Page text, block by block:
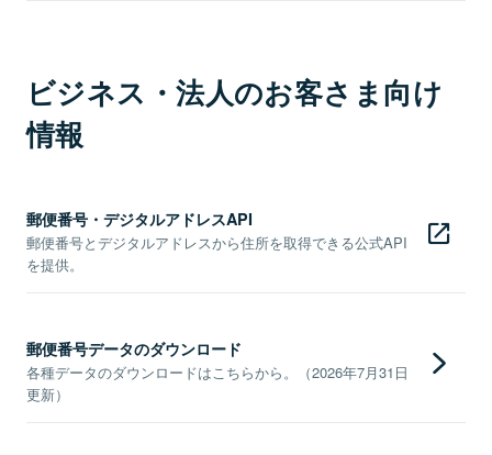
ビジネス・法人のお客さま向け
情報
郵便番号・デジタルアドレスAPI
郵便番号とデジタルアドレスから住所を取得できる公式API
を提供。
郵便番号データのダウンロード
各種データのダウンロードはこちらから。（2026年7月31日
更新）